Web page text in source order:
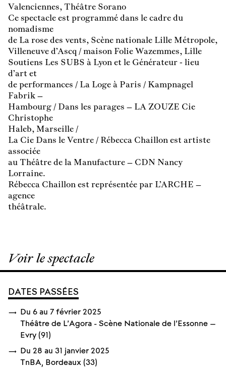
Valenciennes, Théâtre Sorano
Ce spectacle est programmé dans le cadre du
nomadisme
de La rose des vents, Scène nationale Lille Métropole,
Villeneuve d’Ascq / maison Folie Wazemmes, Lille
Soutiens Les SUBS à Lyon et le Générateur - lieu
d’art et
de performances / La Loge à Paris / Kampnagel
Fabrik –
Hambourg / Dans les parages – LA ZOUZE Cie
Christophe
Haleb, Marseille /
La Cie Dans le Ventre / Rébecca Chaillon est artiste
associée
au Théâtre de la Manufacture – CDN Nancy
Lorraine.
Rébecca Chaillon est représentée par L’ARCHE –
agence
théâtrale.
Voir le spectacle
DATES PASSÉES
Du 6au 7 février2025
Théâtre de L’Agora - Scène Nationale de l’Essonne –
Evry (91)
Du 28 au 31 janvier2025
TnBA, Bordeaux (33)